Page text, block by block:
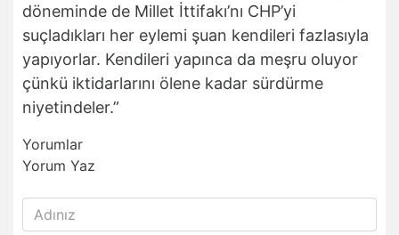
döneminde de Millet İttifakı’nı CHP’yi
suçladıkları her eylemi şuan kendileri fazlasıyla
yapıyorlar. Kendileri yapınca da meşru oluyor
çünkü iktidarlarını ölene kadar sürdürme
niyetindeler.”
Yorumlar
Yorum Yaz